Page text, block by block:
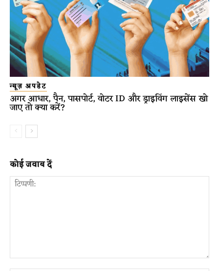
न्यूज़ अपडेट
अगर आधार, पैन, पासपोर्ट, वोटर ID और ड्राइविंग लाइसेंस खो
जाए तो क्या करें?
कोई जवाब दें